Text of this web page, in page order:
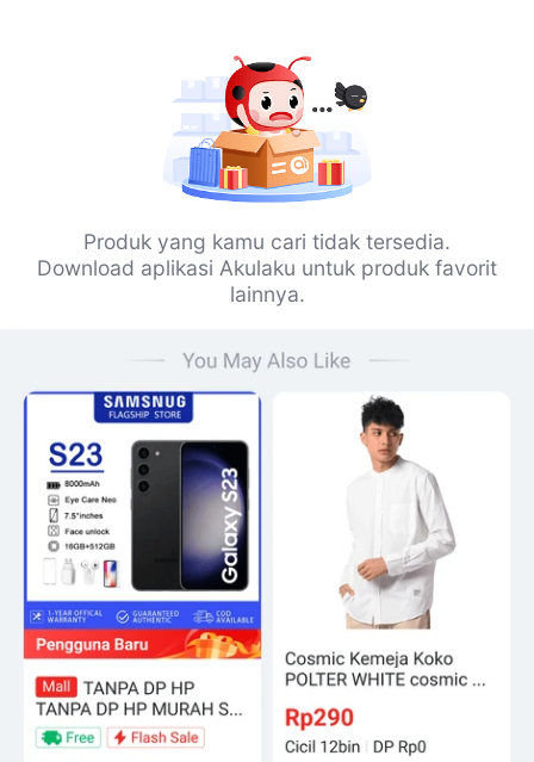
Produk yang kamu cari tidak tersedia.
Download aplikasi Akulaku untuk produk favorit
lainnya.